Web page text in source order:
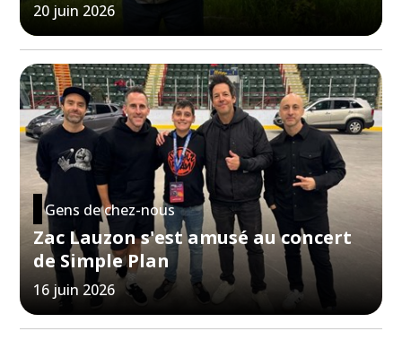
20 juin 2026
Gens de chez-nous
Zac Lauzon s'est amusé au concert
de Simple Plan
16 juin 2026